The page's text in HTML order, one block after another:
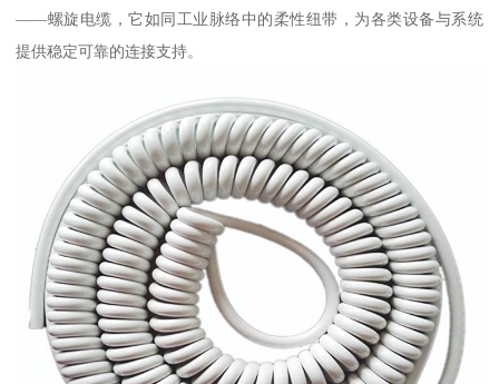
——螺旋电缆，它如同工业脉络中的柔性纽带，为各类设备与系统
提供稳定可靠的连接支持。